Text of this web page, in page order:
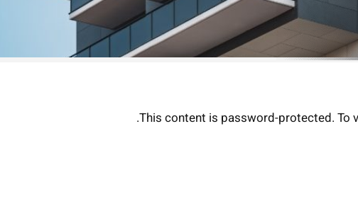
This content is password-protected. To